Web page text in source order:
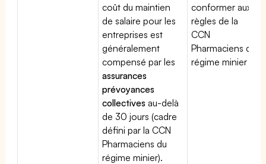
coût du maintien
de salaire pour les
entreprises est
généralement
compensé par les
assurances
prévoyances
collectives au-delà
de 30 jours (cadre
défini par la CCN
Pharmaciens du
régime minier).
conformer aux
règles de la
CCN
Pharmaciens du
régime minier